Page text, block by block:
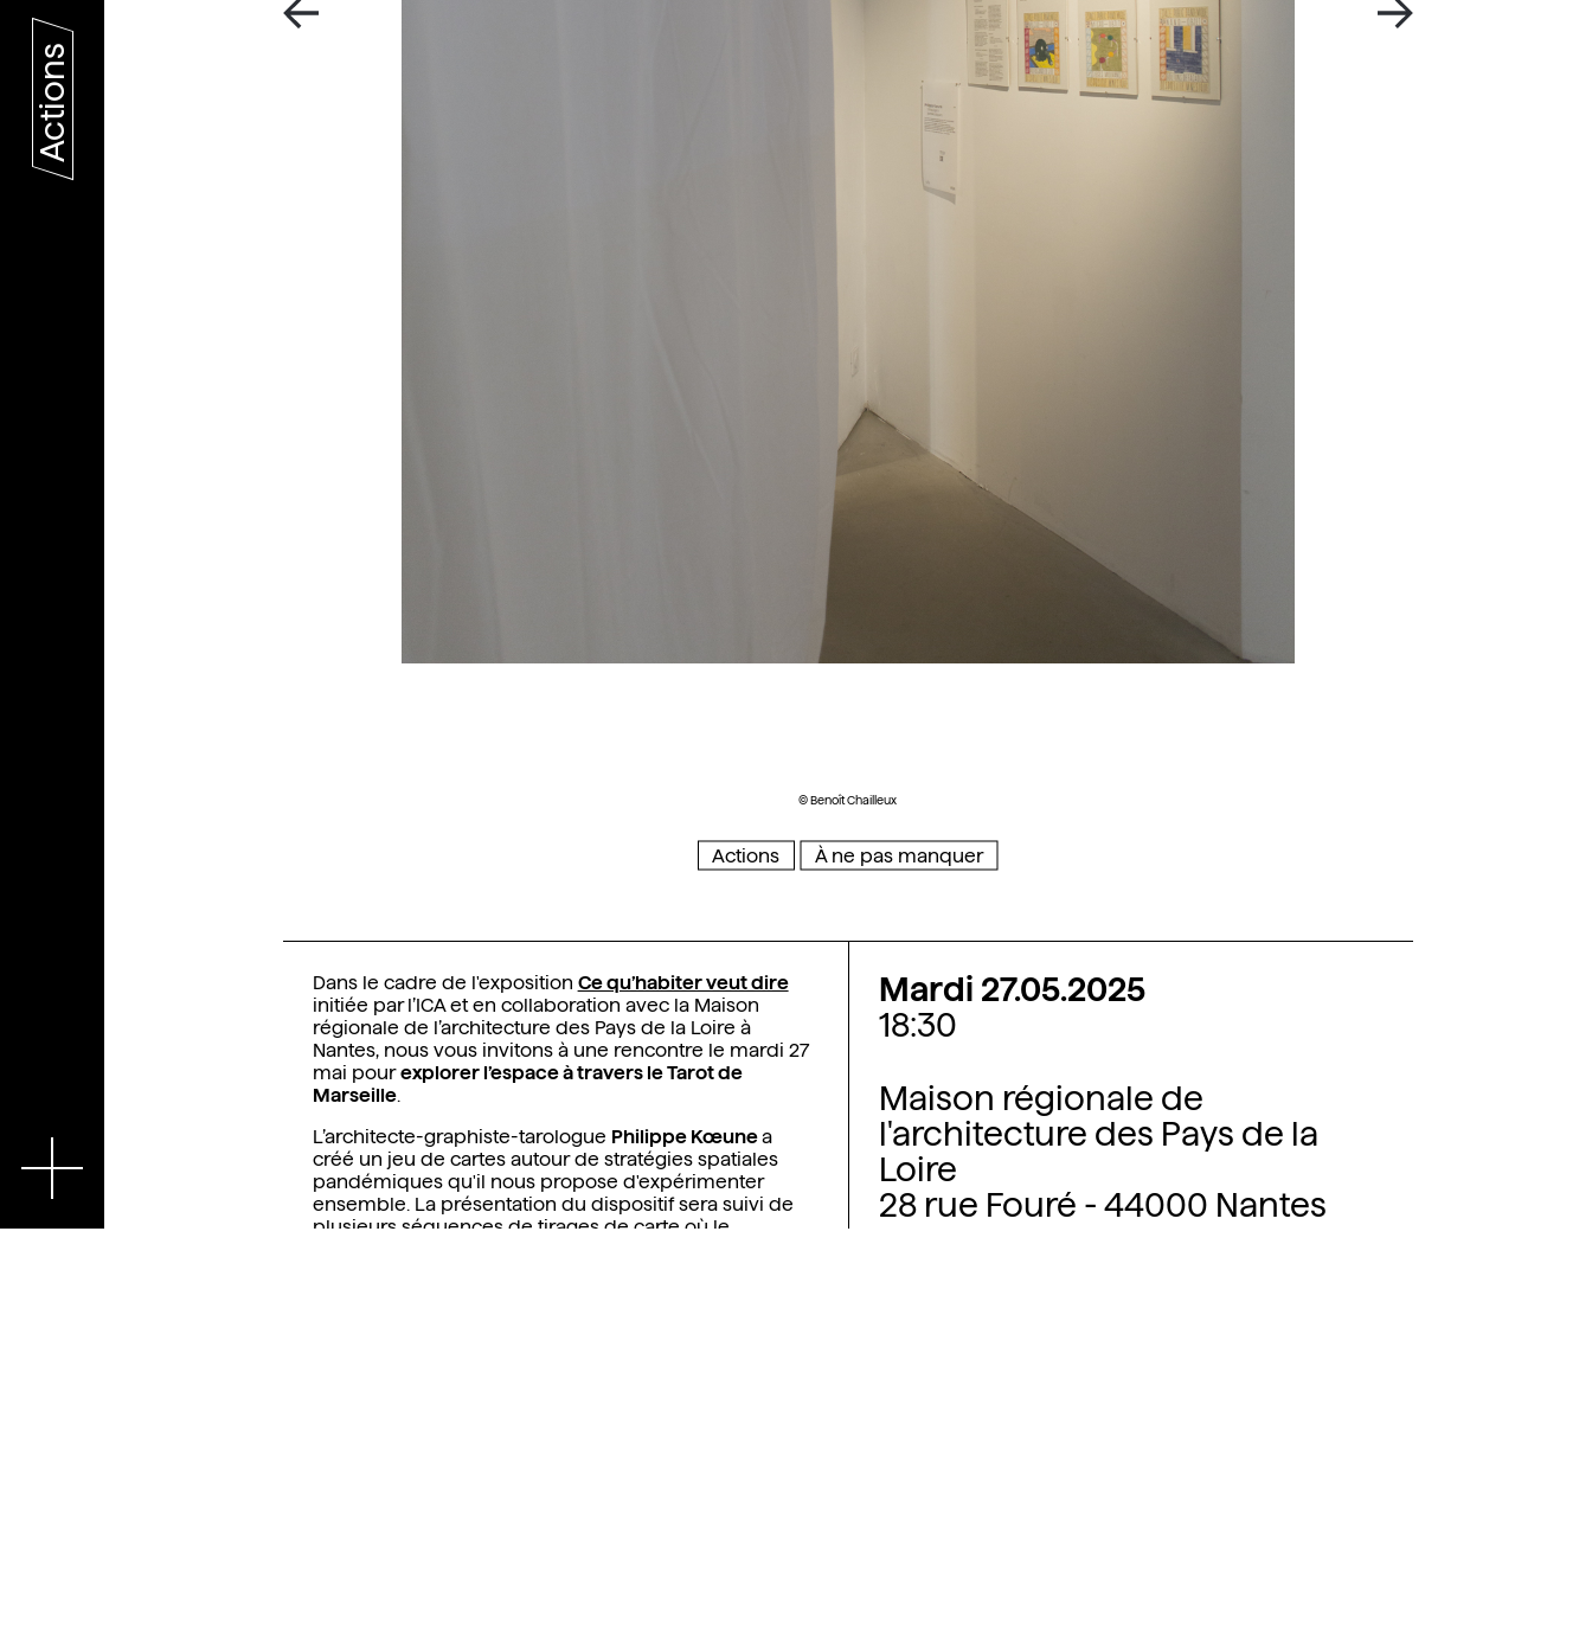
Actions
En
© Benoît Chailleux
Actions À ne pas manquer
Dans le cadre de l'exposition Ce qu’habiter veut dire
initiée par l’ICA et en collaboration avec la Maison
régionale de l’architecture des Pays de la Loire à
Nantes, nous vous invitons à une rencontre le mardi 27
mai pourexplorer l’espace à travers le Tarot de
Marseille.
L’architecte-graphiste-tarologue Philippe Kœunea
créé un jeu de cartes autour de stratégies spatiales
pandémiques qu'il nous propose d'expérimenter
ensemble. La présentation du dispositif sera suivi de
plusieurs séquences de tirages de carte où le
Mardi 27.05.2025
18:30
Maison régionale de
l'architecture des Pays de la
Loire
28 rue Fouré - 44000 Nantes